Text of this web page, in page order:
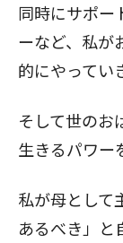
同時にサポー
ーなど、私が
的にやってい
そして世のお
生きるパワー
私が母として
あるべき」と